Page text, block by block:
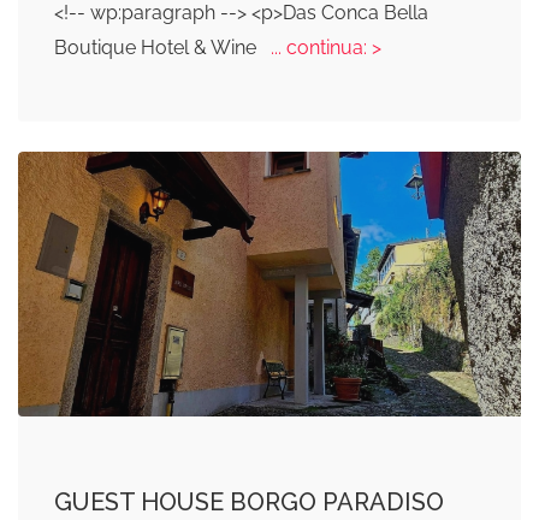
<!-- wp:paragraph --> <p>Das Conca Bella
Boutique Hotel & Wine
... continua: >
GUEST HOUSE BORGO PARADISO